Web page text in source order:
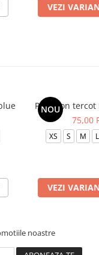
VEZI
NOU
Pantalon tercot
75,00
XS S M L
VEZI
noastre